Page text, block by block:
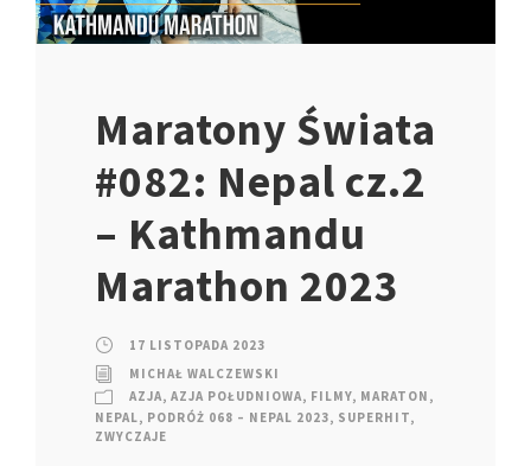
Maratony Świata
#082: Nepal cz.2
– Kathmandu
Marathon 2023
17 LISTOPADA 2023
MICHAŁ WALCZEWSKI
AZJA, AZJA POŁUDNIOWA, FILMY, MARATON ,
NEPAL, PODRÓŻ 068 – NEPAL 2023, SUPERHIT,
ZWYCZAJE